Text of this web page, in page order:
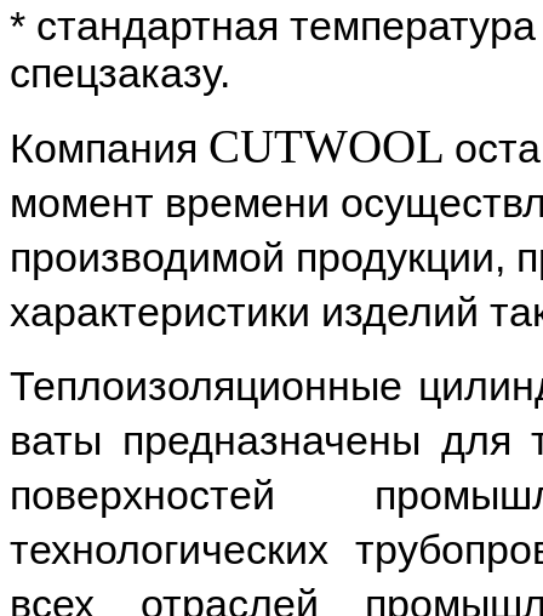
* стандартная
спецзаказу.
Компания CUTWOOL
момент времени
производимой продукции,
характеристики изделий
Теплоизоляционные
ваты предназначены для
поверхностей
технологических
всех отраслей